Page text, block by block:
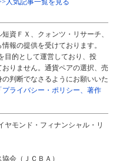
資ＦＸ、クォンツ・リサーチ、
報の提供を受けております。
目的として運営しており、投
りません。通貨ペアの選択、売
判断でなさるようにお願いいた
「プライバシー・ポリシー、著作
ヤモンド・フィナンシャル・リ
会（ＪＣＢＡ）